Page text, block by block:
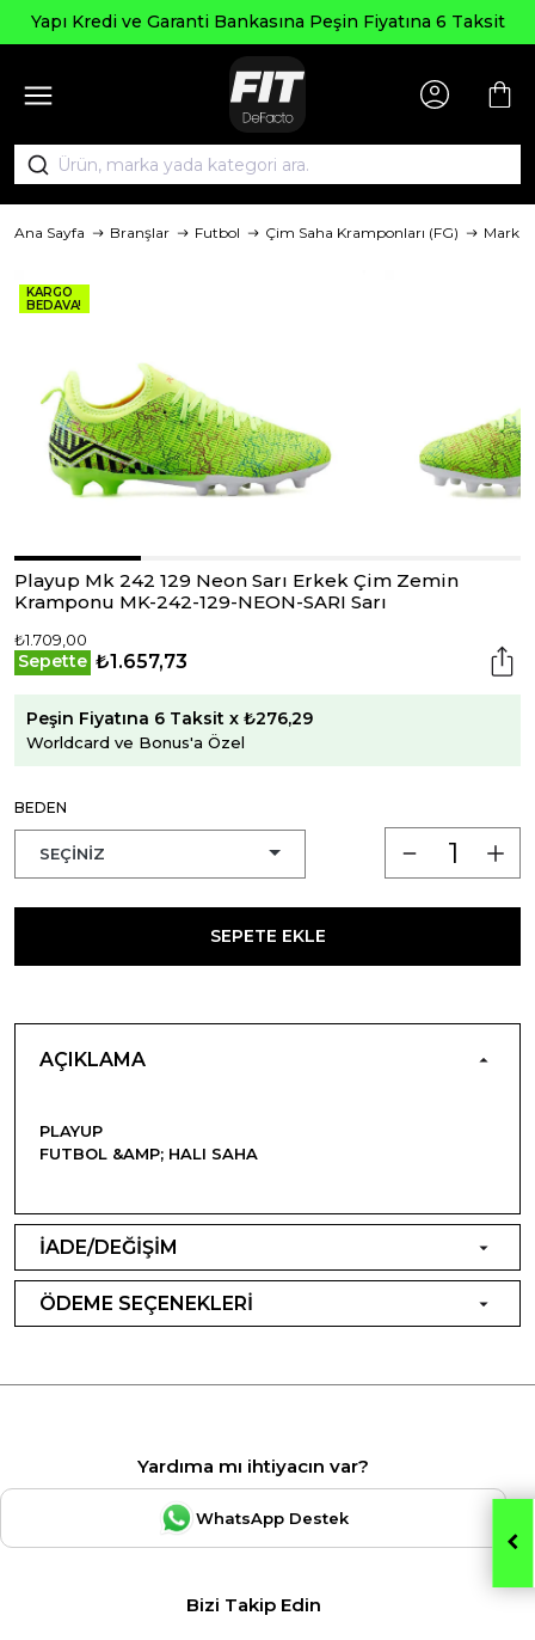
Yapı Kredi ve Garanti Bankasına Peşin Fiyatına 6 Taksit
Ana Sayfa Branşlar Futbol Çim Saha Kramponları (FG) Marka
KARGO
BEDAVA!
Playup Mk 242 129 Neon Sarı Erkek Çim Zemin
Kramponu MK-242-129-NEON-SARI Sarı
₺1.709,00
Sepette ₺1.657,73
Peşin Fiyatına 6 Taksit x ₺276,29
Worldcard ve Bonus'a Özel
BEDEN
SEPETE EKLE
AÇIKLAMA
PLAYUP
FUTBOL &AMP; HALI SAHA
İADE/DEĞİŞİM
ÖDEME SEÇENEKLERİ
Yardıma mı ihtiyacın var?
WhatsApp Destek
Bizi Takip Edin